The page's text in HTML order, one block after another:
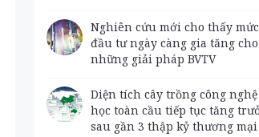
Nghiên cứu mới cho thấy
đầu tư ngày càng gia tăng cho
những giải pháp BVTV
Diện tích cây trồng công
học toàn cầu tiếp tục tăng
sau gần 3 thập kỷ thương mại